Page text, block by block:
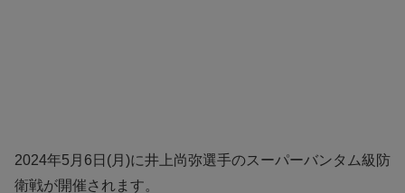
2024年5月6日(月)に井上尚弥選手のスーパーバンタム級防
衛戦が開催されます。